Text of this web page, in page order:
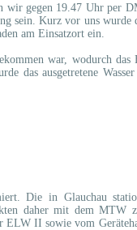
wir gegen 19.47 Uhr per
sein. Kurz vor uns wurde
am Einsatzort ein.
war, wodurch das
das ausgetretene Wasser
Die in Glauchau
daher mit dem MTW
ELW II sowie vom